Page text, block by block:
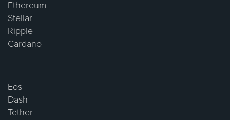
Ethereum
Stellar
Ripple
Cardano
Eos
Dash
Tether